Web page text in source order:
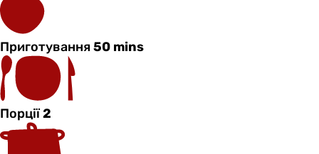
Приготування50 mins
Порції2